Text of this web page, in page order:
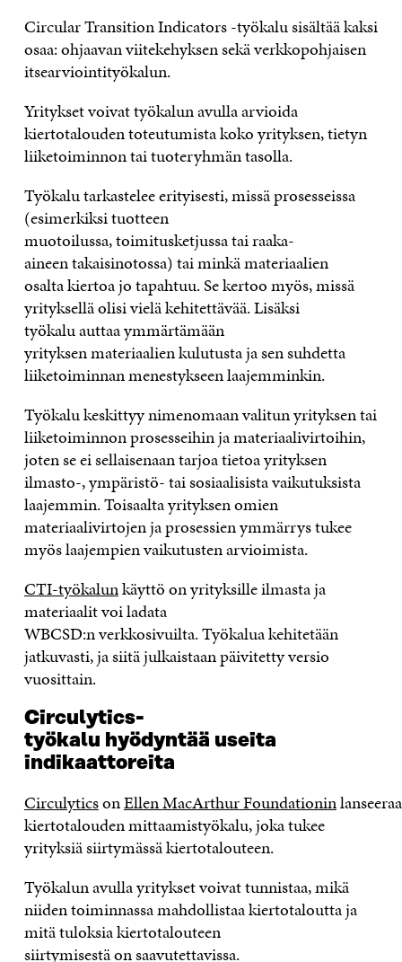
CircularTransitionIndicators-työkalusisältää kaksi
osaa: ohjaavan viitekehyksen sekä verkkopohjaisen
itsearviointityökalun.
Yrityksetvoivattyökalun avullaarvioida
kiertotaloudentoteutumistakoko yrityksen,tietyn
liiketoiminnon tai tuoteryhmän tasolla.
Työkalutarkastelee erityisesti,missä prosesseissa
(esimerkiksi tuotteen
muotoilussa,toimitusketjussatai raaka-
aineentakaisinotossa)tai minkä materiaalien
osaltakiertoa jotapahtuu. Se kertoo myös,missä
yrityksellä olisi vielä kehitettävää.Lisäksi
työkaluauttaa ymmärtämään
yrityksenmateriaalien kulutusta ja sen suhdetta
liiketoiminnan menestykseen laajemminkin.
Työkalukeskittyy nimenomaan valitun yrityksen tai
liiketoiminnon prosesseihin ja materiaalivirtoihin,
joten se ei sellaisenaan tarjoa tietoa yrityksen
ilmasto-, ympäristö- taisosiaalisista vaikutuksista
laajemmin.Toisaalta yrityksen omien
materiaalivirtojen ja prosessien ymmärrys tukee
myös laajempien vaikutusten arvioimista.
CTI-työkalunkäyttö on yrityksille ilmasta ja
materiaalit voi ladata
WBCSD:nverkkosivuilta.Työkalua kehitetään
jatkuvasti, ja siitä julkaistaan päivitetty versio
vuosittain.
Circulytics-
työkalu hyödyntää useita
indikaattoreita
CirculyticsonEllenMacArthurFoundationin
kiertotalouden mittaamistyökalu, joka tukee
yrityksiäsiirtymässä kiertotalouteen.
Työkalun avulla yritykset voivat tunnistaa, mikä
niiden toiminnassa mahdollistaa kiertotaloutta ja
mitä tuloksiakiertotalouteen
siirtymisestäonsaavutettavissa.